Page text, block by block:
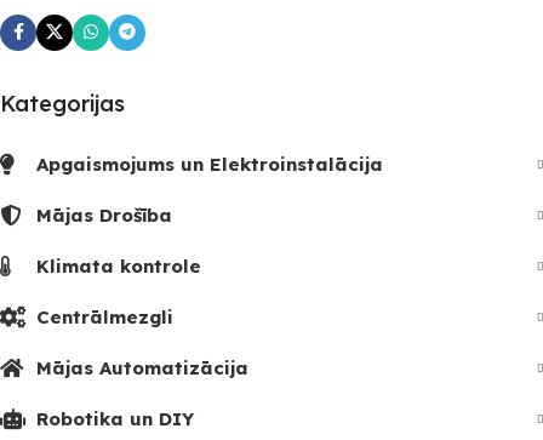
Kategorijas
Apgaismojums un Elektroinstalācija
Mājas Drošība
Klimata kontrole
Centrālmezgli
Mājas Automatizācija
Robotika un DIY